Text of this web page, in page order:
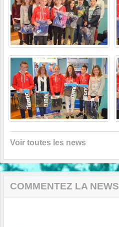
Voir toutes les news
COMMENTEZ LA NEWS